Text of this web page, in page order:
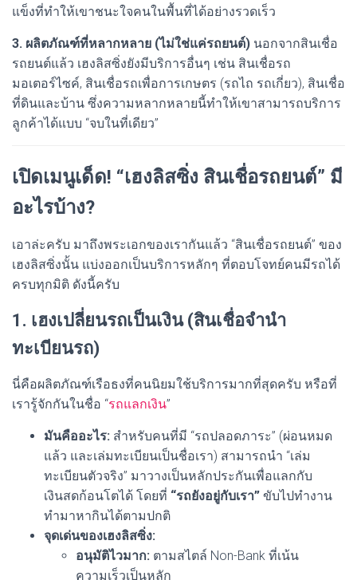
แข็งที่ทำให้เขาชนะใจคนในพื้นที่ได้อย่างรวดเร็ว
3. ผลิตภัณฑ์ที่หลากหลาย (ไม่ใช่แค่รถยนต์) นอกจากสินเชื่อ
รถยนต์แล้ว เฮงลิสซิ่งยังมีบริการอื่นๆ เช่น สินเชื่อรถ
มอเตอร์ไซค์, สินเชื่อรถเพื่อการเกษตร (รถไถ รถเกี่ยว), สินเชื่อ
ที่ดินและบ้าน ซึ่งความหลากหลายนี้ทำให้เขาสามารถบริการ
ลูกค้าได้แบบ “จบในที่เดียว”
เปิดเมนูเด็ด! “เฮงลิสซิ่ง สินเชื่อรถยนต์” มี
อะไรบ้าง?
เอาล่ะครับ มาถึงพระเอกของเรากันแล้ว “สินเชื่อรถยนต์” ของ
เฮงลิสซิ่งนั้น แบ่งออกเป็นบริการหลักๆ ที่ตอบโจทย์คนมีรถได้
ครบทุกมิติ ดังนี้ครับ
1. เฮงเปลี่ยนรถเป็นเงิน (สินเชื่อจำนำ
ทะเบียนรถ)
นี่คือผลิตภัณฑ์เรือธงที่คนนิยมใช้บริการมากที่สุดครับ หรือที่
เรารู้จักกันในชื่อ “รถแลกเงิน”
มันคืออะไร: สำหรับคนที่มี “รถปลอดภาระ” (ผ่อนหมด
แล้ว และเล่มทะเบียนเป็นชื่อเรา) สามารถนำ “เล่ม
ทะเบียนตัวจริง” มาวางเป็นหลักประกันเพื่อแลกกับ
เงินสดก้อนโตได้ โดยที่ “รถยังอยู่กับเรา” ขับไปทำงาน
ทำมาหากินได้ตามปกติ
จุดเด่นของเฮงลิสซิ่ง:
อนุมัติไวมาก: ตามสไตล์ Non-Bank ที่เน้น
ความเร็วเป็นหลัก